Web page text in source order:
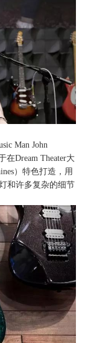
Man John
在Dream Theater大
）特色打造，用
和许多复杂的细节